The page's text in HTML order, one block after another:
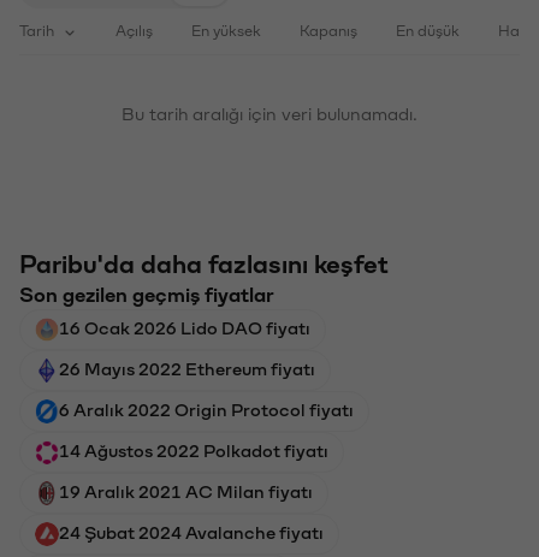
Tarih Açılış En yüksek Kapanış En düşük
Bu tarih aralığı için veri bulunamadı.
Paribu'da daha fazlasını keşfet
Son gezilen geçmiş fiyatlar
16 Ocak 2026 Lido DAO fiyatı
26 Mayıs 2022 Ethereum fiyatı
6 Aralık 2022 Origin Protocol fiyatı
14 Ağustos 2022 Polkadot fiyatı
19 Aralık 2021 AC Milan fiyatı
24 Şubat 2024 Avalanche fiyatı